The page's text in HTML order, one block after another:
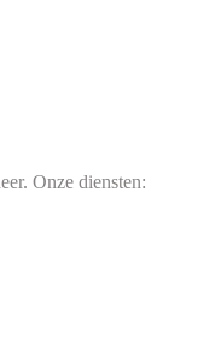
Onze diensten: